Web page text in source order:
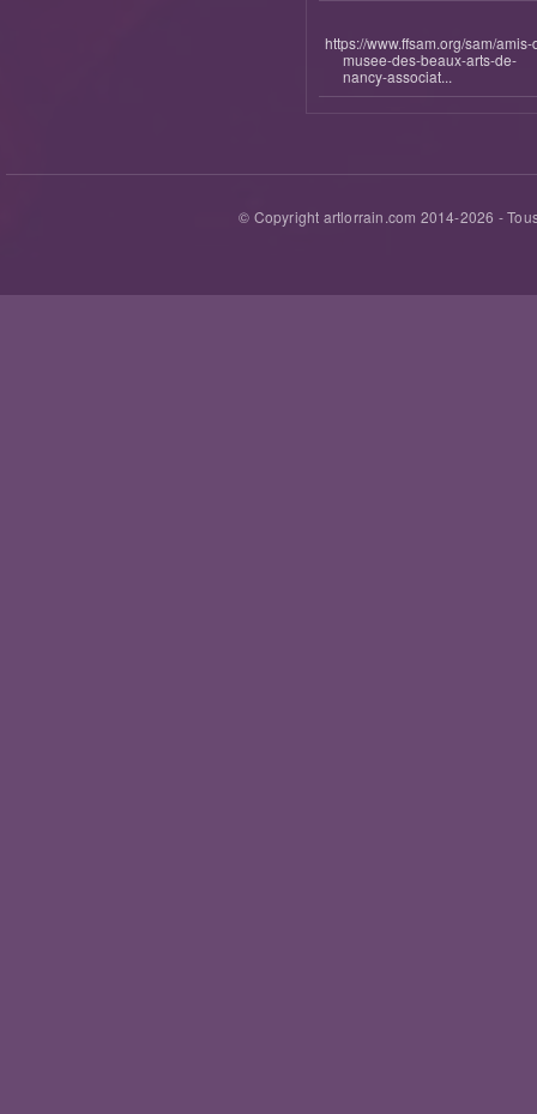
https://www.ffsam.org/sam/amis-
musee-des-beaux-arts-de-
nancy-associat...
© Copyright artlorrain.com 2014-2026 -